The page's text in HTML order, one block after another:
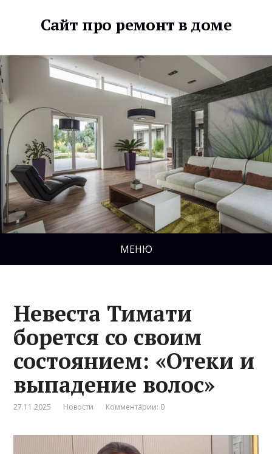
Сайт про ремонт в доме
МЕНЮ
Невеста Тимати
борется со своим
состоянием: «Отеки и
выпадение волос»
27.11.2025 Новости Комментарии: 0